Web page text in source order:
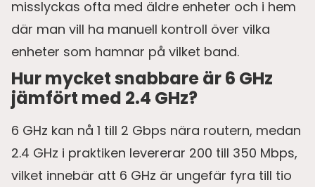
misslyckas ofta med äldre enheter och i hem
där man vill ha manuell kontroll över vilka
enheter som hamnar på vilket band.
Hur mycket snabbare är 6 GHz
jämfört med 2.4 GHz?
6 GHz kan nå 1 till 2 Gbps nära routern, medan
2.4 GHz i praktiken levererar 200 till 350 Mbps,
vilket innebär att 6 GHz är ungefär fyra till tio